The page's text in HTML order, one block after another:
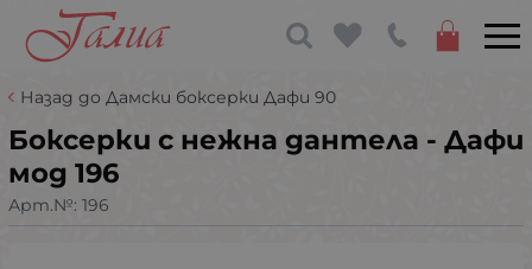
Назад до Дамски боксерки Дафи 90
Боксерки с нежна дантела - Дафи
мод 196
Арт.№: 196